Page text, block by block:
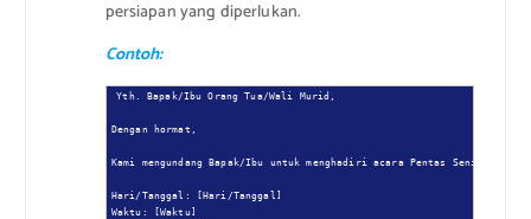
persiapan yang diperlukan.
Contoh:
Yth. Bapak/Ibu Orang Tua/Wali Murid,
Dengan hormat,
Kami mengundang Bapak/Ibu untuk menghadiri acara Pentas Seni yang
Hari/Tanggal: [Hari/Tanggal]
Waktu: [Waktu]